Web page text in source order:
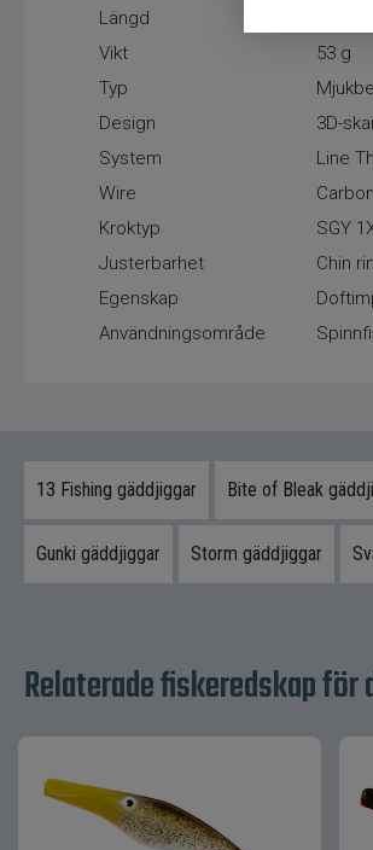
Längd
Vikt
53 g
Typ
Design
3D-
System
Line
Wire
Kroktyp
SGY
Justerbarhet
Chin
Egenskap
Användningsområde
13 Fishing gäddjiggar Bite of Bleak
Gunki gäddjiggar Storm gäddjiggar
Relaterade fiskeredskap